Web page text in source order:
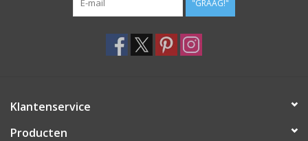
"GRAAG!"
Klantenservice
Producten